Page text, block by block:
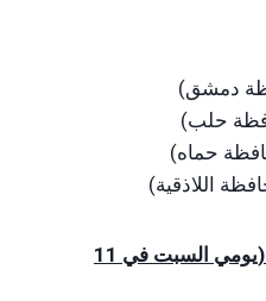
دمشق)
حلب)
حماه)
اللاذقية)
(يومي السبت في 11